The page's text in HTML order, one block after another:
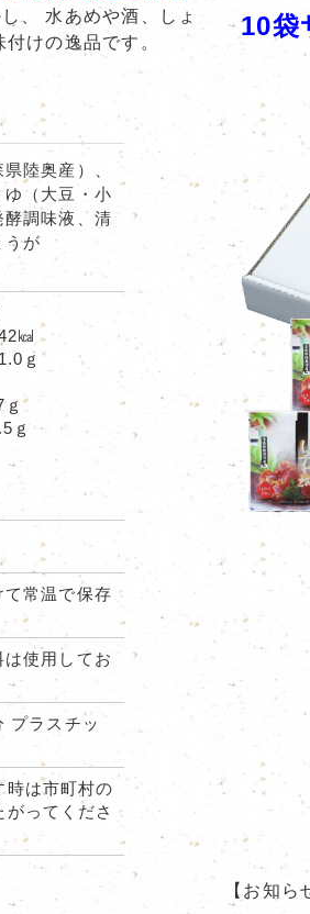
10袋
、 水あめや酒、しょ
付けの逸品です。
陸奥産）、
ゆ（大豆・小
酵調味液、清
うが
㎉
ｇ
ｇ
ｇ
常温で保存
使用してお
プラスチッ
時は市町村の
がってくださ
【お知ら